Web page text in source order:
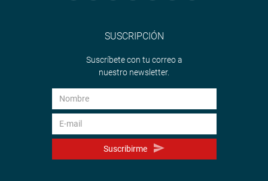
SUSCRIPCIÓN
Suscríbete con tu correo a
nuestro newsletter.
Suscribirme